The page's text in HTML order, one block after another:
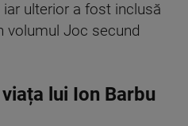
ulterior a fost inclusă
volumul Joc secund
lui Ion Barbu